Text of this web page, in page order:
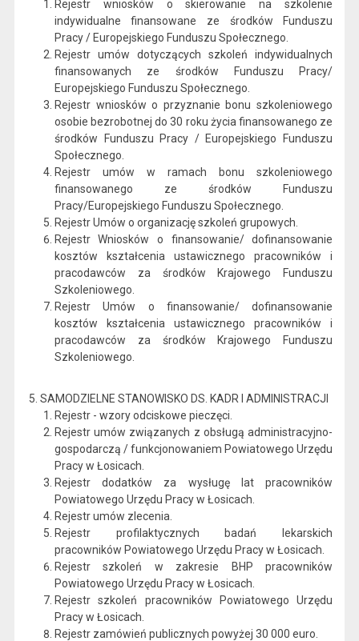
Rejestr wniosków o skierowanie na szkolenie
indywidualne finansowane ze środków Funduszu
Pracy / Europejskiego Funduszu Społecznego.
Rejestr umów dotyczących szkoleń indywidualnych
finansowanych ze środków Funduszu Pracy/
Europejskiego Funduszu Społecznego.
Rejestr wniosków o przyznanie bonu szkoleniowego
osobie bezrobotnej do 30 roku życia finansowanego ze
środków Funduszu Pracy / Europejskiego Funduszu
Społecznego.
Rejestr umów w ramach bonu szkoleniowego
finansowanego ze środków Funduszu
Pracy/Europejskiego Funduszu Społecznego.
Rejestr Umów o organizację szkoleń grupowych.
Rejestr Wniosków o finansowanie/ dofinansowanie
kosztów kształcenia ustawicznego pracowników i
pracodawców za środków Krajowego Funduszu
Szkoleniowego.
Rejestr Umów o finansowanie/ dofinansowanie
kosztów kształcenia ustawicznego pracowników i
pracodawców za środków Krajowego Funduszu
Szkoleniowego.
5. SAMODZIELNE STANOWISKO DS. KADR I ADMINISTRACJI
Rejestr - wzory odciskowe pieczęci.
Rejestr umów związanych z obsługą administracyjno-
gospodarczą / funkcjonowaniem Powiatowego Urzędu
Pracy w Łosicach.
Rejestr dodatków za wysługę lat pracowników
Powiatowego Urzędu Pracy w Łosicach.
Rejestr umów zlecenia.
Rejestr profilaktycznych badań lekarskich
pracowników Powiatowego Urzędu Pracy w Łosicach.
Rejestr szkoleń w zakresie BHP pracowników
Powiatowego Urzędu Pracy w Łosicach.
Rejestr szkoleń pracowników Powiatowego Urzędu
Pracy w Łosicach.
Rejestr zamówień publicznych powyżej 30 000 euro.